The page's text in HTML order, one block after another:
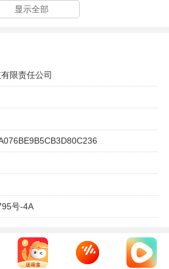
升装修体验的满意度。
显示全部
限责任公司
号-4A